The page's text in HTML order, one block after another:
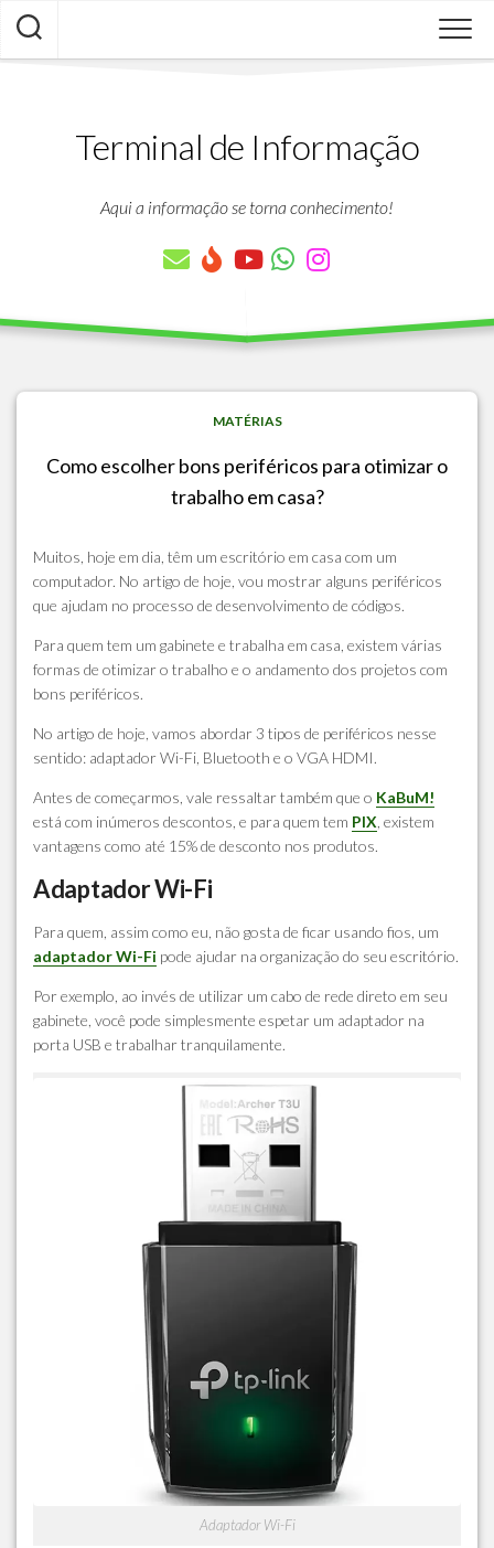
Skip
content
Terminal de Informação
Aqui a informação se torna conhecimento!
MATÉRIAS
Como escolher bons periféricos para otimizar o
trabalho em casa?
Muitos, hoje em dia, têm um escritório em casa com um
computador. No artigo de hoje, vou mostrar alguns periféricos
que ajudam no processo de desenvolvimento de códigos.
Para quem tem um gabinete e trabalha em casa, existem várias
formas de otimizar o trabalho e o andamento dos projetos com
bons periféricos.
No artigo de hoje, vamos abordar 3 tipos de periféricos nesse
sentido: adaptador Wi-Fi, Bluetooth e o VGA HDMI.
Antes de começarmos, vale ressaltar também que o KaBuM!
está com inúmeros descontos, e para quem tem PIX , existem
vantagens como até 15% de desconto nos produtos.
Adaptador Wi-Fi
Para quem, assim como eu, não gosta de ficar usando fios, um
adaptador Wi-Fi pode ajudar na organização do seu escritório.
Por exemplo, ao invés de utilizar um cabo de rede direto em seu
gabinete, você pode simplesmente espetar um adaptador na
porta USB e trabalhar tranquilamente.
Adaptador Wi-Fi